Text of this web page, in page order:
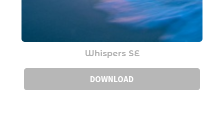
Whispers SE
DOWNLOAD